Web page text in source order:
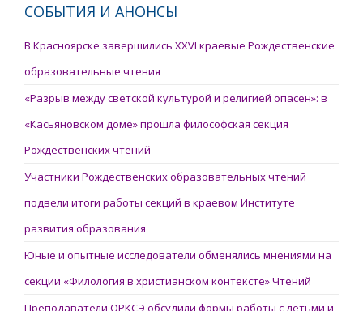
СОБЫТИЯ И АНОНСЫ
В Красноярске завершились XXVI краевые Рождественские
образовательные чтения
«Разрыв между светской культурой и религией опасен»: в
«Касьяновском доме» прошла философская секция
Рождественских чтений
Участники Рождественских образовательных чтений
подвели итоги работы секций в краевом Институте
развития образования
Юные и опытные исследователи обменялись мнениями на
секции «Филология в христианском контексте» Чтений
Преподаватели ОРКСЭ обсудили формы работы с детьми и